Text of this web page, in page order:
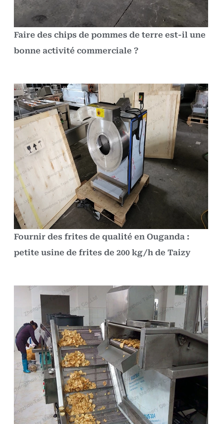
Faire des chips de pommes de terre est-il une
bonne activité commerciale ?
Fournir des frites de qualité en Ouganda :
petite usine de frites de 200 kg/h de Taizy